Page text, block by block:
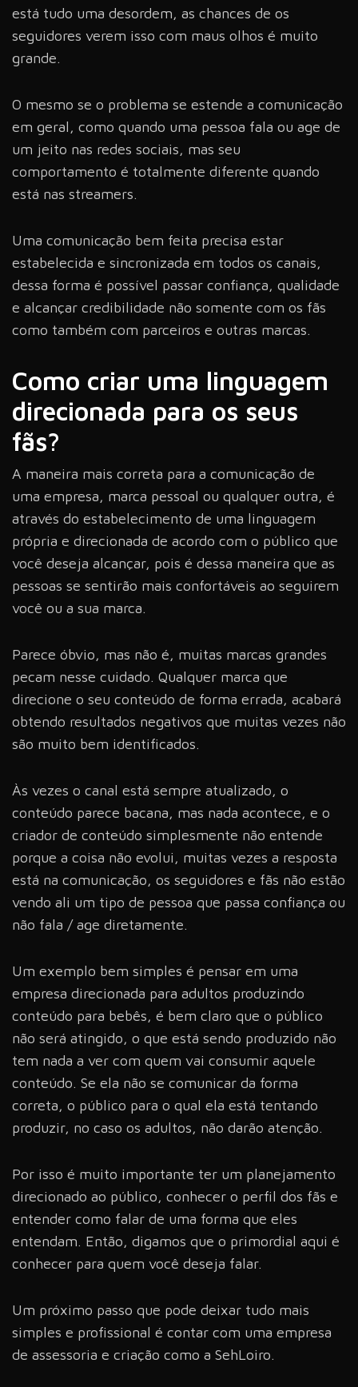
está tudo uma desordem, as chances de os
seguidores verem isso com maus olhos é muito
grande.
O mesmo se o problema se estende a comunicação
em geral, como quando uma pessoa fala ou age de
um jeito nas redes sociais, mas seu
comportamento é totalmente diferente quando
está nas streamers.
Uma comunicação bem feita precisa estar
estabelecida e sincronizada em todos os canais,
dessa forma é possível passar confiança, qualidade
e alcançar credibilidade não somente com os fãs
como também com parceiros e outras marcas.
Como criar uma linguagem
direcionada para os seus
fãs?
A maneira mais correta para a comunicação de
uma empresa, marca pessoal ou qualquer outra, é
através do estabelecimento de uma linguagem
própria e direcionada de acordo com o público que
você deseja alcançar, pois é dessa maneira que as
pessoas se sentirão mais confortáveis ao seguirem
você ou a sua marca.
Parece óbvio, mas não é, muitas marcas grandes
pecam nesse cuidado. Qualquer marca que
direcione o seu conteúdo de forma errada, acabará
obtendo resultados negativos que muitas vezes não
são muito bem identificados.
Às vezes o canal está sempre atualizado, o
conteúdo parece bacana, mas nada acontece, e o
criador de conteúdo simplesmente não entende
porque a coisa não evolui, muitas vezes a resposta
está na comunicação, os seguidores e fãs não estão
vendo ali um tipo de pessoa que passa confiança ou
não fala / age diretamente.
Um exemplo bem simples é pensar em uma
empresa direcionada para adultos produzindo
conteúdo para bebês, é bem claro que o público
não será atingido, o que está sendo produzido não
tem nada a ver com quem vai consumir aquele
conteúdo. Se ela não se comunicar da forma
correta, o público para o qual ela está tentando
produzir, no caso os adultos, não darão atenção.
Por isso é muito importante ter um planejamento
direcionado ao público, conhecer o perfil dos fãs e
entender como falar de uma forma que eles
entendam. Então, digamos que o primordial aqui é
conhecer para quem você deseja falar.
Um próximo passo que pode deixar tudo mais
simples e profissional é contar com uma empresa
de assessoria e criação como a SehLoiro.